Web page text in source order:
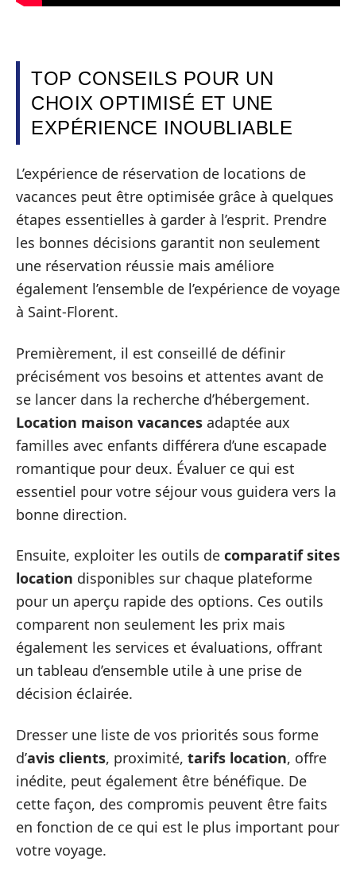
TOP CONSEILS POUR UN
CHOIX OPTIMISÉ ET UNE
EXPÉRIENCE INOUBLIABLE
L’expérience de réservation de locations de
vacances peut être optimisée grâce à quelques
étapes essentielles à garder à l’esprit. Prendre
les bonnes décisions garantit non seulement
une réservation réussie mais améliore
également l’ensemble de l’expérience de voyage
à Saint-Florent.
Premièrement, il est conseillé de définir
précisément vos besoins et attentes avant de
se lancer dans la recherche d’hébergement.
Location maison vacances adaptée aux
familles avec enfants différera d’une escapade
romantique pour deux. Évaluer ce qui est
essentiel pour votre séjour vous guidera vers la
bonne direction.
Ensuite, exploiter les outils de comparatif sites
location disponibles sur chaque plateforme
pour un aperçu rapide des options. Ces outils
comparent non seulement les prix mais
également les services et évaluations, offrant
un tableau d’ensemble utile à une prise de
décision éclairée.
Dresser une liste de vos priorités sous forme
d’avis clients, proximité, tarifs location, offre
inédite, peut également être bénéfique. De
cette façon, des compromis peuvent être faits
en fonction de ce qui est le plus important pour
votre voyage.